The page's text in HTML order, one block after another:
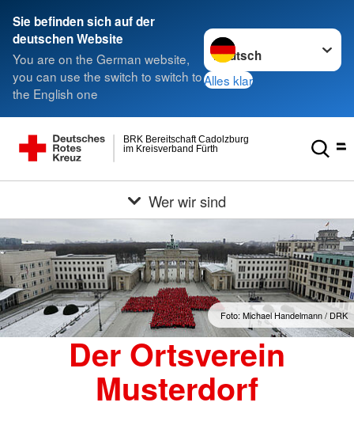
Sie befinden sich auf der
deutschen Website
You are on the German website,
you can use the switch to switch to
the English one
Sprache wechseln zu
Alles klar
im Kreisverband Fürth
BRK Bereitschaft Cadolzburg
Wer wir sind
Foto: Michael Handelmann / DRK
Der Ortsverein
Musterdorf